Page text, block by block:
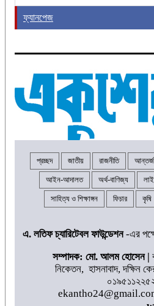
ফ্যানপেজ
প্রচ্ছদ জাতীয় রাজনীতি
আইন-আদালত অর্থ-বাণিজ্য
সাহিত্য ও শিক্ষাঙ্গন ফিচার কৃষি
এ. লতিফ চ্যারিটেবল ফাউন্ডেশন-এর
সম্পাদক: মো. আলম হোসেন |
নিকেতন, হাসনাবাদ, দক্ষিন